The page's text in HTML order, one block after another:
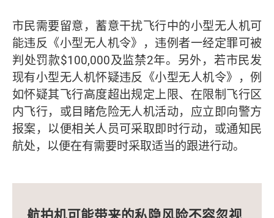
市民需要留意，蓄意干扰飞行中的小型无人机可
能违反《小型无人机令》，违例者一经定罪可被
判处罚款$100,000及监禁2年。另外，若市民发
现有小型无人机怀疑违反《小型无人机令》，例
如怀疑其飞行高度超出规定上限、在限制飞行区
内飞行，或目睹危险无人机活动，应立即向警方
报案，以便相关人员可采取即时行动，或通知民
航处，以便在有需要时采取适当的跟进行动。